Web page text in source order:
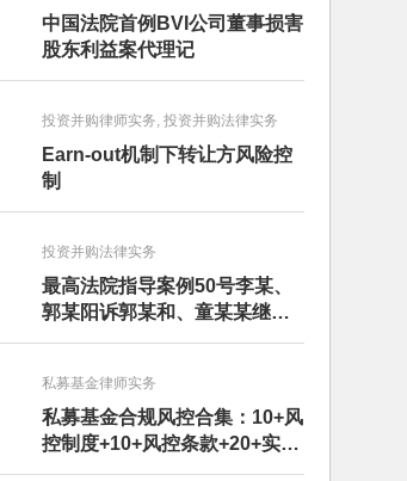
中国法院首例BVI公司董事损害
股东利益案代理记
投资并购律师实务, 投资并购法律实务
Earn-out机制下转让方风险控
制
投资并购法律实务
最高法院指导案例50号李某、
郭某阳诉郭某和、童某某继承
纠纷案
私募基金律师实务
私募基金合规风控合集：10+风
控制度+10+风控条款+20+实务
文章+每月动态